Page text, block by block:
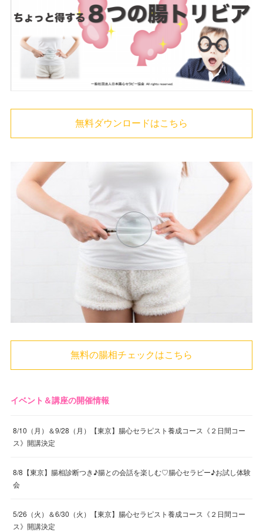
無料ダウンロードはこちら
無料の腸相チェックはこちら
イベント＆講座の開催情報
8/10（月）＆9/28（月）【東京】腸心セラピスト養成コース《２日間コー
ス》開講決定
8/8【東京】腸相診断つき♪腸との会話を楽しむ♡腸心セラピー♪お試し体験
会
5/26（火）＆6/30（火）【東京】腸心セラピスト養成コース《２日間コー
ス》開講決定